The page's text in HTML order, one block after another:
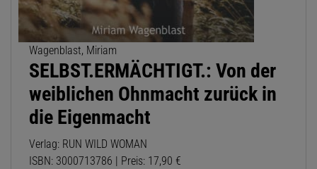
Wagenblast, Miriam
SELBST.ERMÄCHTIGT.: Von der
weiblichen Ohnmacht zurück in
die Eigenmacht
Verlag: RUN WILD WOMAN
ISBN: 3000713786 | Preis: 17,90 €